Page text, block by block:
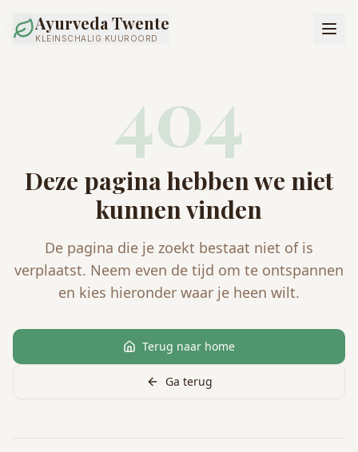
Ayurveda Twente
KLEINSCHALIG KUUROORD
404
Deze pagina hebben we niet
kunnen vinden
De pagina die je zoekt bestaat niet of is
verplaatst. Neem even de tijd om te ontspannen
en kies hieronder waar je heen wilt.
Terug naar home
Ga terug